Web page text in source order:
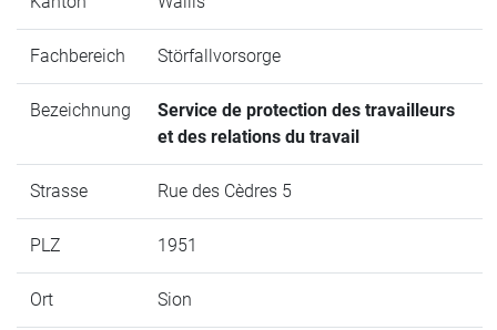
Fachbereich Störfallvorsorge
Bezeichnung
Service de protection des travailleurs
et des relations du travail
Strasse Rue des Cèdres 5
PLZ 1951
Ort Sion